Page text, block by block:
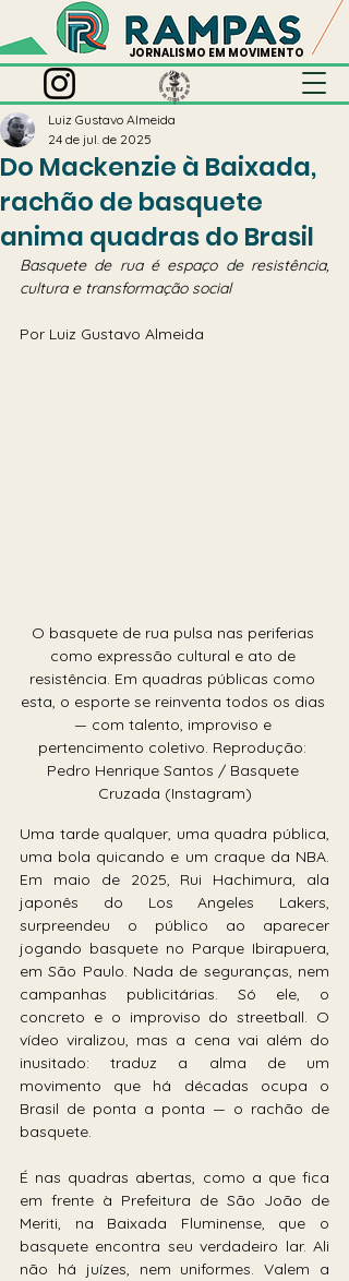
JORNALISMO EM MOVIMENTO
Do Mackenzie à Baixada,
rachão de basquete
anima quadras do Brasil
Luiz Gustavo Almeida
24 de jul. de 2025
Basquete de rua é espaço de resistência,
cultura e transformação social
Por Luiz Gustavo Almeida
O basquete de rua pulsa nas periferias
como expressão cultural e ato de
resistência. Em quadras públicas como
esta, o esporte se reinventa todos os dias
— com talento, improviso e
pertencimento coletivo. Reprodução:
Pedro Henrique Santos / Basquete
Cruzada (Instagram)
Uma tarde qualquer, uma quadra pública,
uma bola quicando e um craque da NBA.
Em maio de 2025, Rui Hachimura, ala
japonês do Los Angeles Lakers,
surpreendeu o público ao aparecer
jogando basquete no Parque Ibirapuera,
em São Paulo. Nada de seguranças, nem
campanhas publicitárias. Só ele, o
concreto e o improviso do streetball. O
vídeo viralizou, mas a cena vai além do
inusitado: traduz a alma de um
movimento que há décadas ocupa o
Brasil de ponta a ponta — o rachão de
basquete.
É nas quadras abertas, como a que fica
em frente à Prefeitura de São João de
Meriti, na Baixada Fluminense, que o
basquete encontra seu verdadeiro lar. Ali
não há juízes, nem uniformes. Valem a